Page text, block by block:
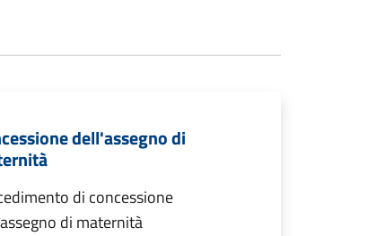
dell'assegno di
di concessione
di maternità